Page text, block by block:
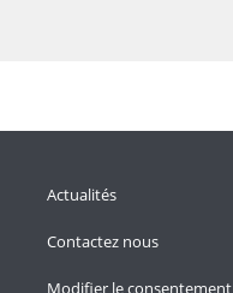
Actualités
Contactez nous